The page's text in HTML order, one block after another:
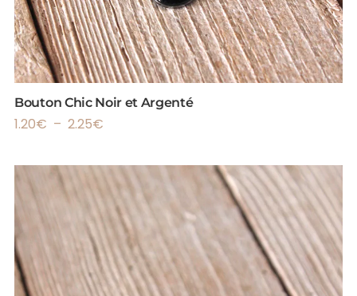
Bouton Chic Noir et Argenté
1.20€ – 2.25€